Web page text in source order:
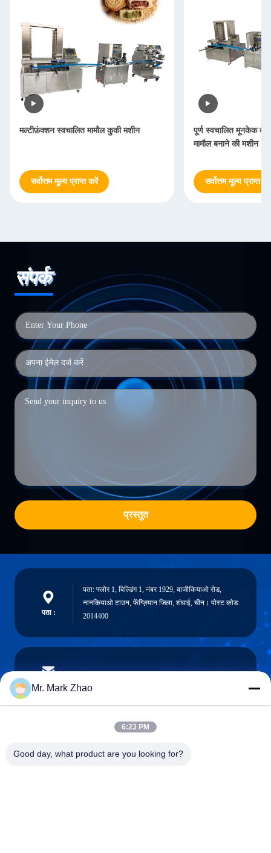
मशीन
पूर्ण स्वचालित मूनकेक बनाने की मशीन लेबनानी
सर्वोत्तम मूल्य प्राप्त करें
पूर्ण
संपर्क
प्रस्तुत
पता :
पता: फ्लोर 1, बिल्डिंग 1, नंबर 1929, बाजीकियाओ रोड,
नानकियाओ टाउन, फेंग्ज़ियान जिला, शंघाई, चीन। पोस्ट कोड:
2014400
ईमेल
फ़ोन :
Mr. Mark Zhao
6:23 PM
Good day, what product are you looking for?